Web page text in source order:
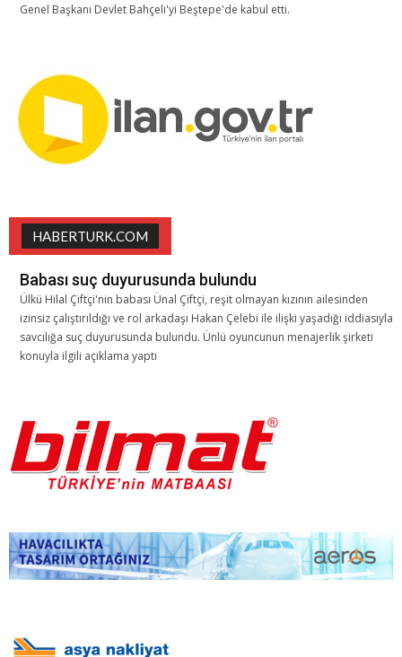
Genel Başkanı Devlet Bahçeli'yi Beştepe'de kabul etti.
HABERTURK.COM
Babası suç duyurusunda bulundu
Ülkü Hilal Çiftçi'nin babası Ünal Çiftçi, reşit olmayan kızının ailesinden
izinsiz çalıştırıldığı ve rol arkadaşı Hakan Çelebi ile ilişki yaşadığı iddiasıyla
savcılığa suç duyurusunda bulundu. Ünlü oyuncunun menajerlik şirketi
konuyla ilgili açıklama yaptı